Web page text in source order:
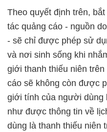
Theo quyết định trên,
tác quảng cáo - nguồn
- sẽ chỉ được phép sử
và nơi sinh sống khi
giới thanh thiếu niên
cáo sẽ không còn được
giới tính của người dùng
như được thông tin về
dùng là thanh thiếu niên